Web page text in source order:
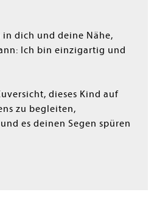
dich und deine Nähe,
Ich bin einzigartig und
dieses Kind auf
zu begleiten,
es deinen Segen spüren